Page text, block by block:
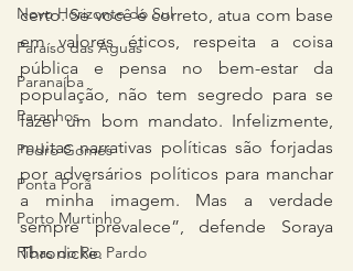
Novo Horizonte do Sul
Paraíso das Águas
Paranaíba
Paranhos
Pedro Gomes
Ponta Porã
Porto Murtinho
Ribas do Rio Pardo
certo. Se você é correto, atua com base
em valores éticos, respeita a coisa
pública e pensa no bem-estar da
população, não tem segredo para se
fazer um bom mandato. Infelizmente,
muitas narrativas políticas são forjadas
por adversários políticos para manchar
a minha imagem. Mas a verdade
sempre prevalece”, defende Soraya
Thronicke.